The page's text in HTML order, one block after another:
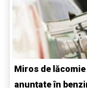
Miros de
anunțate în